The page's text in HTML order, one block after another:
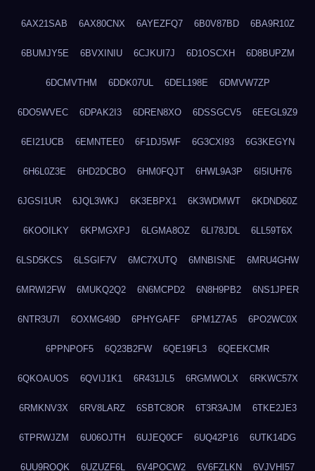
6AX21SAB 6AX80CNX 6AYEZFQ7 6B0V87BD 6BA9R10Z
6BUMJY5E 6BVXINIU 6CJKUI7J 6D1OSCXH 6D8BUPZM
6DCMVTHM 6DDK07UL 6DEL198E 6DMVW7ZP
6DO5WVEC 6DPAK2I3 6DREN8XO 6DSSGCV5 6EEGL9Z9
6EI21UCB 6EMNTEE0 6F1DJ5WF 6G3CXI93 6G3KEGYN
6H6L0Z3E 6HD2DCBO 6HM0FQJT 6HWL9A3P 6I5IUH76
6JGSI1UR 6JQL3WKJ 6K3EBPX1 6K3WDMWT 6KDND60Z
6KOOILKY 6KPMGXPJ 6LGMA8OZ 6LI78JDL 6LL59T6X
6LSD5KCS 6LSGIF7V 6MC7XUTQ 6MNBISNE 6MRU4GHW
6MRWI2FW 6MUKQ2Q2 6N6MCPD2 6N8H9PB2 6NS1JPER
6NTR3U7I 6OXMG49D 6PHYGAFF 6PM1Z7A5 6PO2WC0X
6PPNPOF5 6Q23B2FW 6QE19FL3 6QEEKCMR
6QKOAUOS 6QVIJ1K1 6R431JL5 6RGMWOLX 6RKWC57X
6RMKNV3X 6RV8LARZ 6SBTC8OR 6T3R3AJM 6TKE2JE3
6TPRWJZM 6U06OJTH 6UJEQ0CF 6UQ42P16 6UTK14DG
6UU9ROQK 6UZUZF6L 6V4POCW2 6V6FZLKN 6VJVHI57